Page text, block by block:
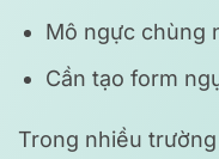
Mô ngực chùng
Cần tạo form
Trong nhiều